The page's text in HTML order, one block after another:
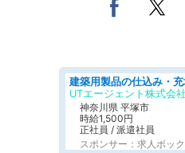
神奈川県 平塚市
時給1,500円
正社員 / 派遣社員
スポンサー：求人ボッ